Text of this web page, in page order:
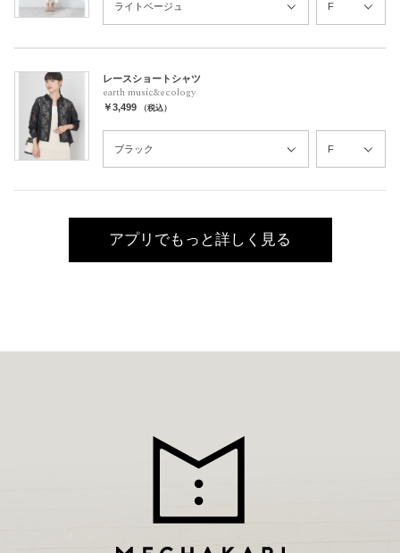
レースショートシャツ
earth music&ecology
￥3,499 （税込）
アプリでもっと詳しく見る